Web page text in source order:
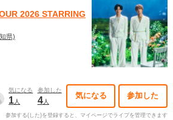
2026 STARRING
県)
気になる
1人
参加した
4人
気になる 参加した
参加する(した)を登録すると、マイページでライブを管理できます